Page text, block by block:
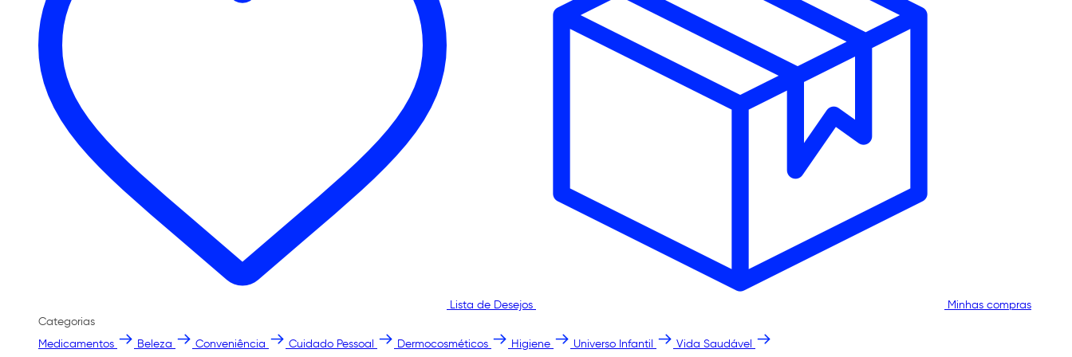
Lista de Desejos
Minhas compras
Categorias
Medicamentos
Beleza Conveniência Cuidado Pessoal Dermocosméticos Higiene Universo Infantil Vida Saudável